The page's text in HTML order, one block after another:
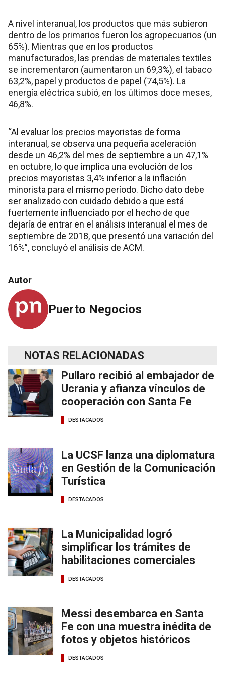
A nivel interanual, los productos que más subieron
dentro de los primarios fueron los agropecuarios (un
65%). Mientras que en los productos
manufacturados, las prendas de materiales textiles
se incrementaron (aumentaron un 69,3%), el tabaco
63,2%, papel y productos de papel (74,5%). La
energía eléctrica subió, en los últimos doce meses,
46,8%.
“Al evaluar los precios mayoristas de forma
interanual, se observa una pequeña aceleración
desde un 46,2% del mes de septiembre a un 47,1%
en octubre, lo que implica una evolución de los
precios mayoristas 3,4% inferior a la inflación
minorista para el mismo período. Dicho dato debe
ser analizado con cuidado debido a que está
fuertemente influenciado por el hecho de que
dejaría de entrar en el análisis interanual el mes de
septiembre de 2018, que presentó una variación del
16%”, concluyó el análisis de ACM.
Autor
Puerto Negocios
NOTAS RELACIONADAS
Pullaro recibió al embajador de
Ucrania y afianza vínculos de
cooperación con Santa Fe
DESTACADOS
La UCSF lanza una diplomatura
en Gestión de la Comunicación
Turística
DESTACADOS
La Municipalidad logró
simplificar los trámites de
habilitaciones comerciales
DESTACADOS
Messi desembarca en Santa
Fe con una muestra inédita de
fotos y objetos históricos
DESTACADOS